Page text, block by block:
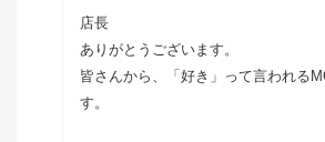
店長
ありがとうございます。
皆さんから、「好き」って言われる
す。